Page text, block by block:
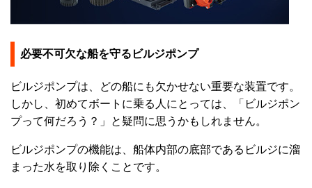
必要不可欠な船を守るビルジポンプ
ビルジポンプは、どの船にも欠かせない重要な装置です。
しかし、初めてボートに乗る人にとっては、「ビルジポン
プって何だろう？」と疑問に思うかもしれません。
ビルジポンプの機能は、船体内部の底部であるビルジに溜
まった水を取り除くことです。